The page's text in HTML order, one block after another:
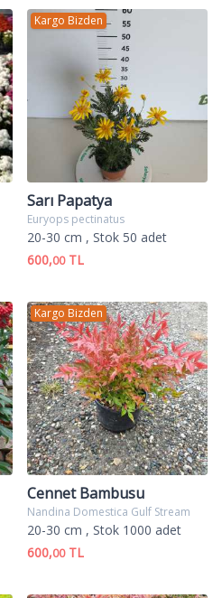
Kargo Bizden
Sarı Papatya
Euryops pectinatus
20-30 cm , Stok 50 adet
600,00TL
Kargo Bizden
Cennet Bambusu
Nandina Domestica Gulf Stream
20-30 cm , Stok 1000 adet
600,00TL